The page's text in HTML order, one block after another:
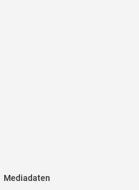
Mediadaten